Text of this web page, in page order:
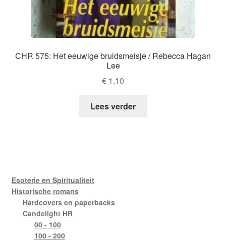
CHR 575: Het eeuwige bruidsmeisje / Rebecca Hagan
Lee
€ 1,10
Lees verder
Esoterie en Spiritualiteit
Historische romans
Hardcovers en paperbacks
Candelight HR
00 - 100
100 - 200